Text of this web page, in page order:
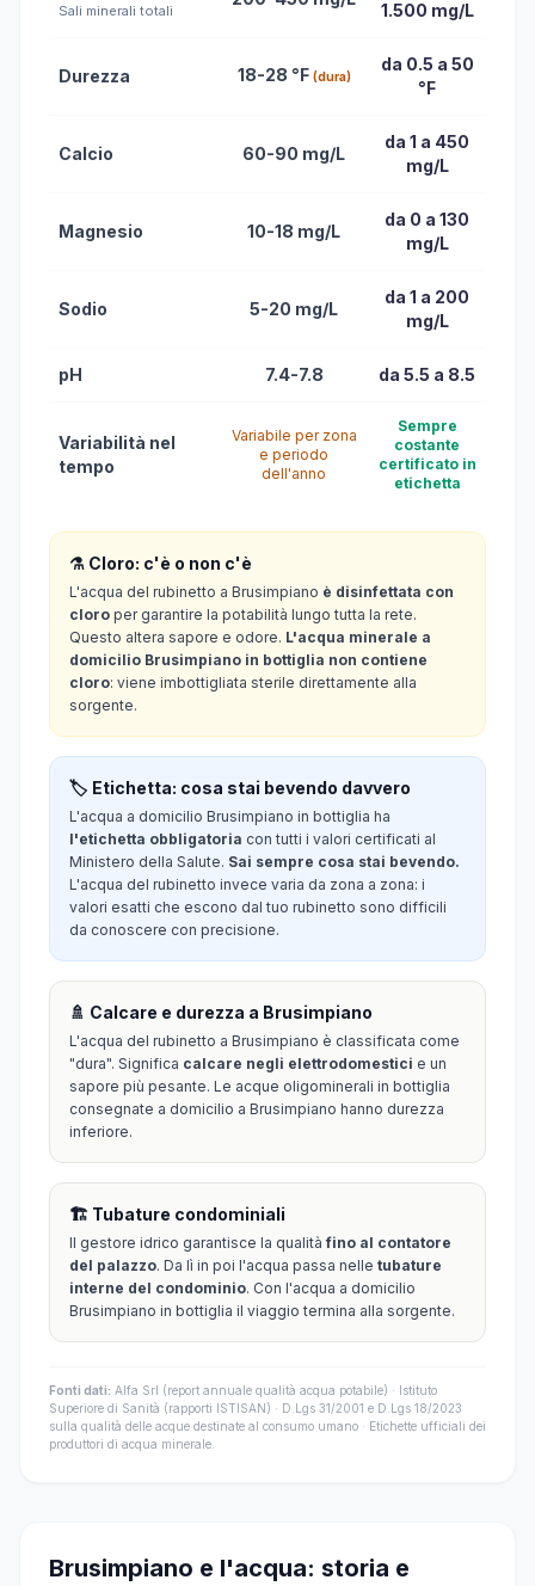
Sali minerali totali 1.500 mg/L
Durezza 18-28 °F (dura)
da 0.5 a 50
°F
Calcio 60-90 mg/L
da 1 a 450
mg/L
Magnesio 10-18 mg/L
da 0 a 130
mg/L
Sodio 5-20 mg/L
da 1 a 200
mg/L
pH 7.4-7.8 da 5.5 a 8.5
Variabilità nel
tempo
Variabile per zona
e periodo
dell'anno
Sempre
costante
certificato in
etichetta
⚗️ Cloro: c'è o non c'è
L'acqua del rubinetto a Brusimpiano è disinfettata con
cloro per garantire la potabilità lungo tutta la rete.
Questo altera sapore e odore. L'acqua minerale a
domicilio Brusimpiano in bottiglia non contiene
cloro: viene imbottigliata sterile direttamente alla
sorgente.
🏷️ Etichetta: cosa stai bevendo davvero
L'acqua a domicilio Brusimpiano in bottiglia ha
l'etichetta obbligatoria con tutti i valori certificati al
Ministero della Salute. Sai sempre cosa stai bevendo.
L'acqua del rubinetto invece varia da zona a zona: i
valori esatti che escono dal tuo rubinetto sono difficili
da conoscere con precisione.
🚿 Calcare e durezza a Brusimpiano
L'acqua del rubinetto a Brusimpiano è classificata come
"dura". Significa calcare negli elettrodomestici e un
sapore più pesante. Le acque oligominerali in bottiglia
consegnate a domicilio a Brusimpiano hanno durezza
inferiore.
🏗️ Tubature condominiali
Il gestore idrico garantisce la qualitàfino al contatore
del palazzo. Da lì in poi l'acqua passa nelle tubature
interne del condominio. Con l'acqua a domicilio
Brusimpiano in bottiglia il viaggio termina alla sorgente.
Fonti dati: Alfa Srl (report annuale qualità acqua potabile) · Istituto
Superiore di Sanità (rapporti ISTISAN) · D.Lgs 31/2001 e D.Lgs 18/2023
sulla qualità delle acque destinate al consumo umano · Etichette ufficiali dei
produttori di acqua minerale.
Brusimpiano e l'acqua: storia e